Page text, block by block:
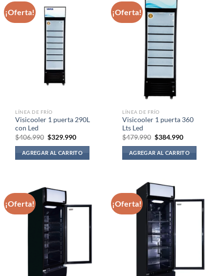
¡Oferta!
LÍNEA DE FRÍO
Visicooler 1 puerta 290L
con Led
$406.990 El
original
era:
$406.990.
$329.990El
actual
es:
$329.990.
AGREGAR AL CARRITO
¡Oferta!
LÍNEA DE FRÍO
Visicooler 1 puerta 360
Lts Led
$479.990 El
original
era:
$479.990.
$384.990El
actual
es:
$384.990.
AGREGAR AL CARRITO
¡Oferta! ¡Oferta!